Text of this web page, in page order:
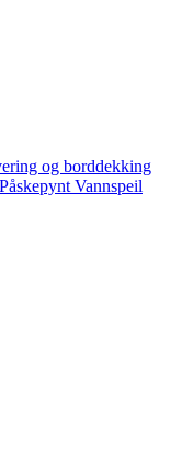
og borddekking
Påskepynt Vannspeil